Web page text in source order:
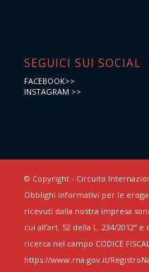
SEGUICI SUI SOCIAL
FACEBOOK>>
INSTAGRAM >>
© Copyright - Circuito
Obblighi informativi per le
ricevuti dalla nostra impresa
cui all’art. 52 della L. 234/
ricerca nel campo CODICE
https://www.rna.gov.it/